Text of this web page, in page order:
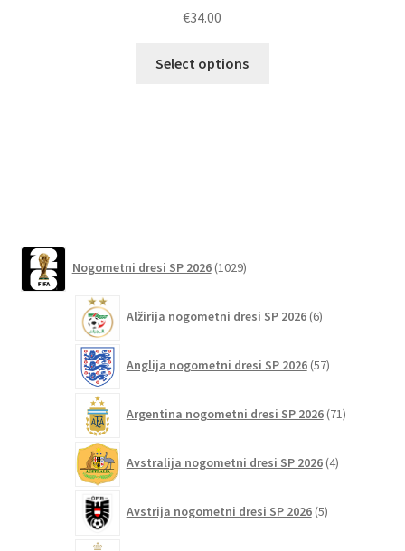
€34.00
Select options
Nogometni dresi SP 2026 1029izdelkov
Alžirija nogometni dresi SP 2026 6izdelkov
Anglija nogometni dresi SP 2026 57izdelkov
Argentina nogometni dresi SP 2026 71izdelkov
Avstralija nogometni dresi SP 2026 4izdelki
Avstrija nogometni dresi SP 2026 5izdelkov